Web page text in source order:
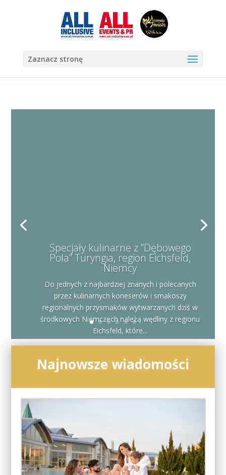
Zaznacz stronę
Specjały kulinarne z ”Dębowego
Pola” Turyngia, region Eichsfeld,
Niemcy
Do jednych z najbardziej znanych i polecanych
przez kulinarnych koneserów i smakoszy
regionalnych przysmaków wytwarzanych dziś w
środkowych Niemczech należą wędliny z regionu
Eichsfeld, które...
Najnowsze wiadomości